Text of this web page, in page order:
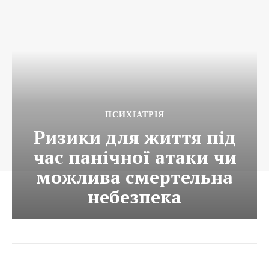
ПСИХІАТРІЯ
Ризики для життя під
час панічної атаки чи
можлива смертельна
небезпека